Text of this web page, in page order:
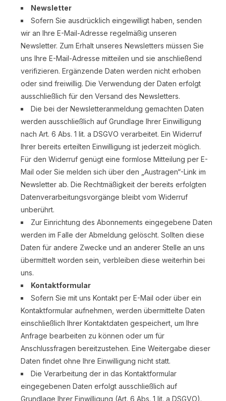
Newsletter
Sofern Sie ausdrücklich eingewilligt haben, senden
wir an Ihre E-Mail-Adresse regelmäßig unseren
Newsletter. Zum Erhalt unseres Newsletters müssen Sie
uns Ihre E-Mail-Adresse mitteilen und sie anschließend
verifizieren. Ergänzende Daten werden nicht erhoben
oder sind freiwillig. Die Verwendung der Daten erfolgt
ausschließlich für den Versand des Newsletters.
Die bei der Newsletteranmeldung gemachten Daten
werden ausschließlich auf Grundlage Ihrer Einwilligung
nach Art. 6 Abs. 1 lit. a DSGVO verarbeitet. Ein Widerruf
Ihrer bereits erteilten Einwilligung ist jederzeit möglich.
Für den Widerruf genügt eine formlose Mitteilung per E-
Mail oder Sie melden sich über den „Austragen“-Link im
Newsletter ab. Die Rechtmäßigkeit der bereits erfolgten
Datenverarbeitungsvorgänge bleibt vom Widerruf
unberührt.
Zur Einrichtung des Abonnements eingegebene Daten
werden im Falle der Abmeldung gelöscht. Sollten diese
Daten für andere Zwecke und an anderer Stelle an uns
übermittelt worden sein, verbleiben diese weiterhin bei
uns.
Kontaktformular
Sofern Sie mit uns Kontakt per E-Mail oder über ein
Kontaktformular aufnehmen, werden übermittelte Daten
einschließlich Ihrer Kontaktdaten gespeichert, um Ihre
Anfrage bearbeiten zu können oder um für
Anschlussfragen bereitzustehen. Eine Weitergabe dieser
Daten findet ohne Ihre Einwilligung nicht statt.
Die Verarbeitung der in das Kontaktformular
eingegebenen Daten erfolgt ausschließlich auf
Grundlage Ihrer Einwilligung (Art. 6 Abs. 1 lit. a DSGVO).